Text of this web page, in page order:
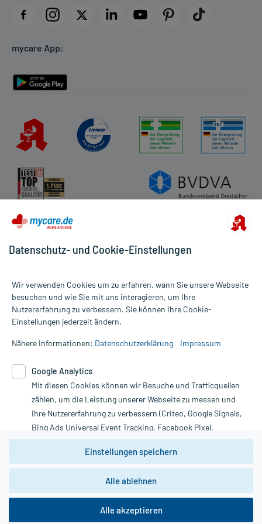
Datenschutz
Rückgabe/Widerruf
mycare App:
Alle Preise gelten inkl. MwSt., ggf. zzgl. Versandkosten
Informationen auf dieser Website werden ausschließlich für
die Untersuchung und Behandlung durch einen Arzt. Bitte
Therapien eingeleitet werden können. | Diese Webseite benutzt
Google Analytics. Lesen Sie bitte dazu die wichtigen Hinweise in
unserer Datenschutzerklärung. Für den Widerruf einer Bestellung
nutzen Sie das Formular:
Vertrag widerrufen
*Hinweise zu unseren Aktionen und Bewertungen
copyright @ 2026 Roland Helle e.K. - Versandapotheke - Alle Rechte vorbehalten
Datenschutz- und Cookie-Einstellungen
Wir verwenden Cookies um zu erfahren, wann Sie unsere Webseite
besuchen und wie Sie mit uns interagieren, um Ihre
Nutzererfahrung zu verbessern. Sie können Ihre Cookie-
Einstellungen jederzeit ändern.
Nähere Informationen: Datenschutzerklärung Impressum
Google Analytics
Mit diesen Cookies können wir Besuche und Trafficquellen
zählen, um die Leistung unserer Webseite zu messen und
Ihre Nutzererfahrung zu verbessern (Criteo, Google Signals,
Bing Ads Universal Event Tracking, Facebook Pixel,
Youtube-Social Plugin).
Wir weisen darauf hin, dass die
zwingend den Europäischen Anforderungen gem. EU-
DSGVO genügen und ein Datentransfer in Drittstaaten bzw.
Daten dort verarbeitet werden, kann nicht geprüft und
nachvollzogen werden.
Einstellungen speichern
Alle ablehnen
Alle akzeptieren